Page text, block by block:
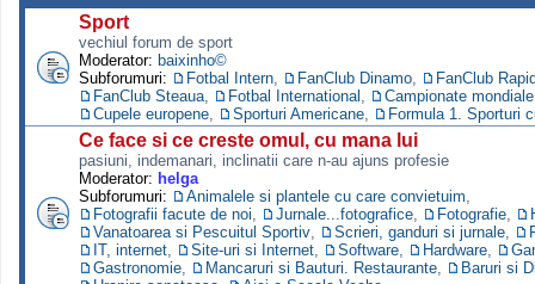
Sport
vechiul forum de sport
Moderator: baixinho©
Subforumuri:
Fotbal Intern FanClub Dinamo
FanClub
FanClub Steaua
Fotbal International
Campionate
Cupele europene
Sporturi Americane Formula 1. Sporturi
Ce face si ce creste omul, cu mana lui
pasiuni, indemanari, inclinatii care n-au ajuns profesie
Moderator: helga
Subforumuri:
Animalele si plantele cu care convietuim
Fotografii facute de noi
Jurnale...fotografice Fotografie
Vanatoarea si Pescuitul Sportiv
Scrieri, ganduri si jurnale
IT, internet
Site-uri si Internet Software Hardware
Gastronomie
Mancaruri si Bauturi. Restaurante
Baruri si